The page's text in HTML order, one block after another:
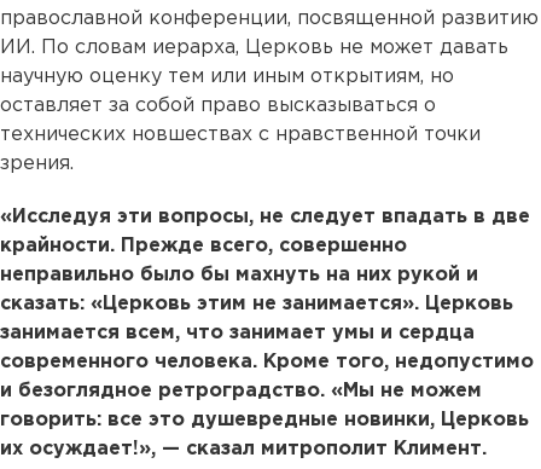
православной конференции, посвященной развитию
ИИ. По словам иерарха, Церковь не может давать
научную оценку тем или иным открытиям, но
оставляет за собой право высказываться о
технических новшествах с нравственной точки
зрения.
«Исследуя эти вопросы, не следует впадать в две
крайности. Прежде всего, совершенно
неправильно было бы махнуть на них рукой и
сказать: «Церковь этим не занимается». Церковь
занимается всем, что занимает умы и сердца
современного человека. Кроме того, недопустимо
и безоглядное ретроградство. «Мы не можем
говорить: все это душевредные новинки, Церковь
их осуждает!», — сказал митрополит Климент.